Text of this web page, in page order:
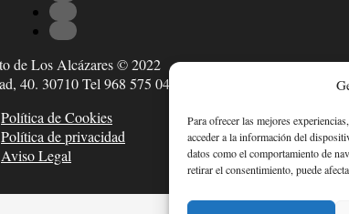
Para ofrecer las mejores
acceder a la información del
datos como el comportamiento de
retirar el consentimiento, puede
de Los Alcázares © 2022
40. 30710 Tel 968 575 047
Política de Cookies
Política de privacidad
Aviso Legal